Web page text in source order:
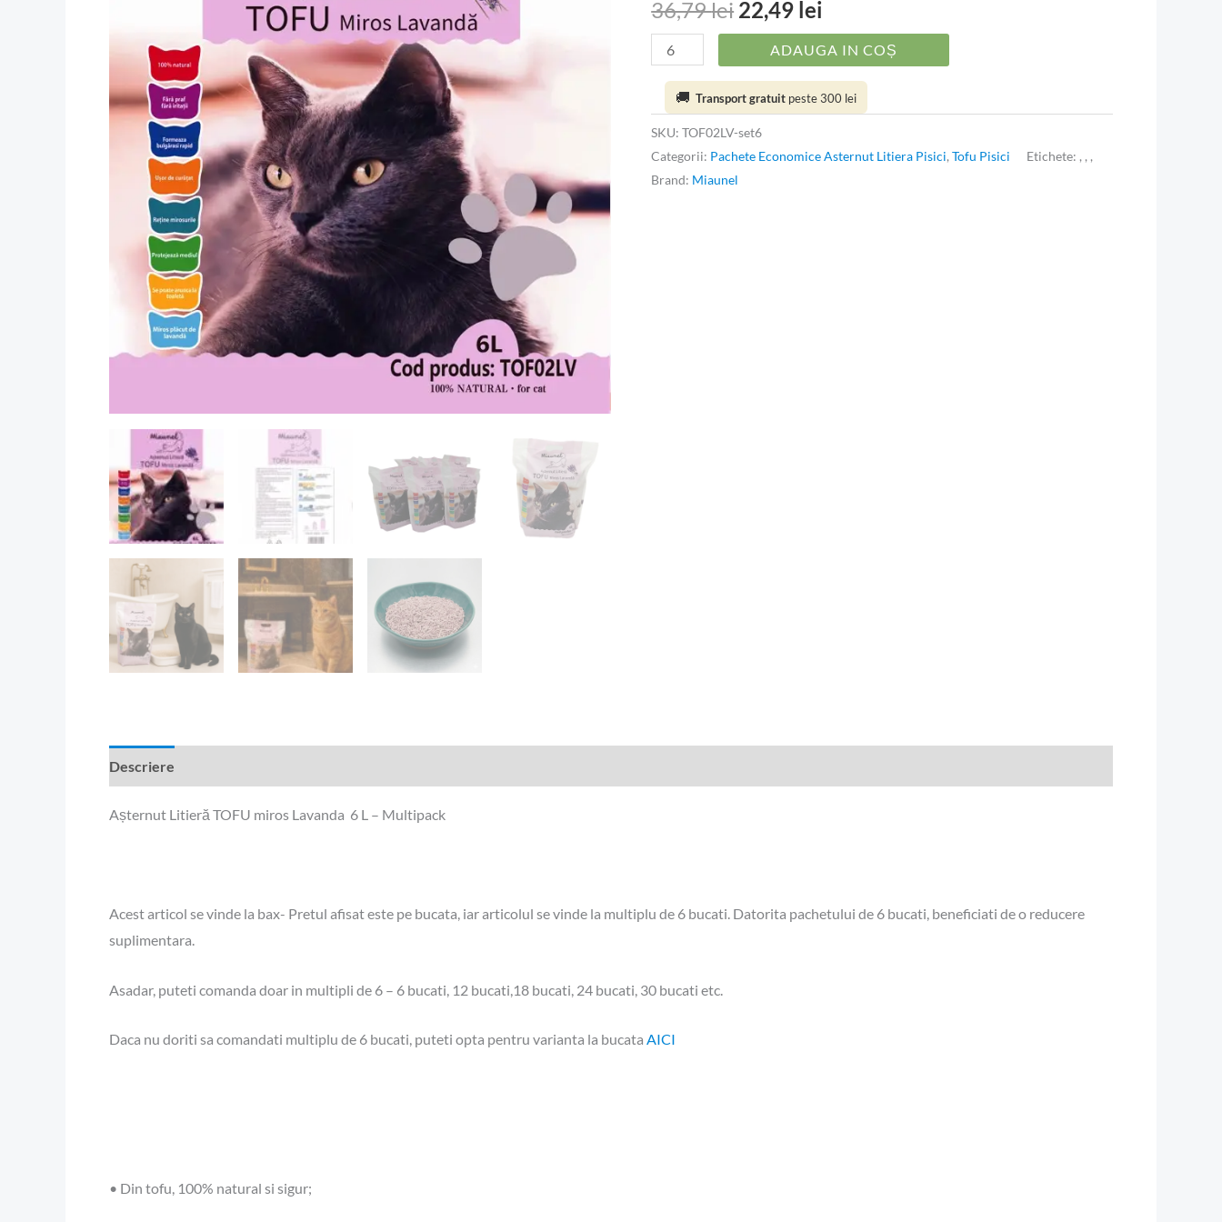
36,79lei 22,49 lei
L
MULTIPACK
ADAUGA IN COȘ
🚚 Transport gratuit peste 300 lei
SKU:TOF02LV-set6
Categorii: Pachete Economice Asternut Litiera Pisici,Tofu Pisici Etichete:,,,
Brand: Miaunel
Descriere
Așternut Litieră TOFU miros Lavanda 6 L – Multipack
Acest articol se vinde la bax- Pretul afisat este pe bucata, iar articolul se vinde la multiplu de 6 bucati. Datorita pachetului de 6 bucati, beneficiati de o reducere
suplimentara.
Asadar, puteti comanda doar in multipli de 6 – 6 bucati, 12 bucati,18 bucati, 24 bucati, 30 bucati etc.
Daca nu doriti sa comandati multiplu de 6 bucati, puteti opta pentru varianta la bucata AICI
• Din tofu, 100% natural si sigur;